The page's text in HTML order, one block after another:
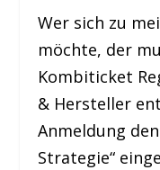
Wer sich zu
möchte, der
Kombiticket
& Hersteller
Anmeldung
Strategie“